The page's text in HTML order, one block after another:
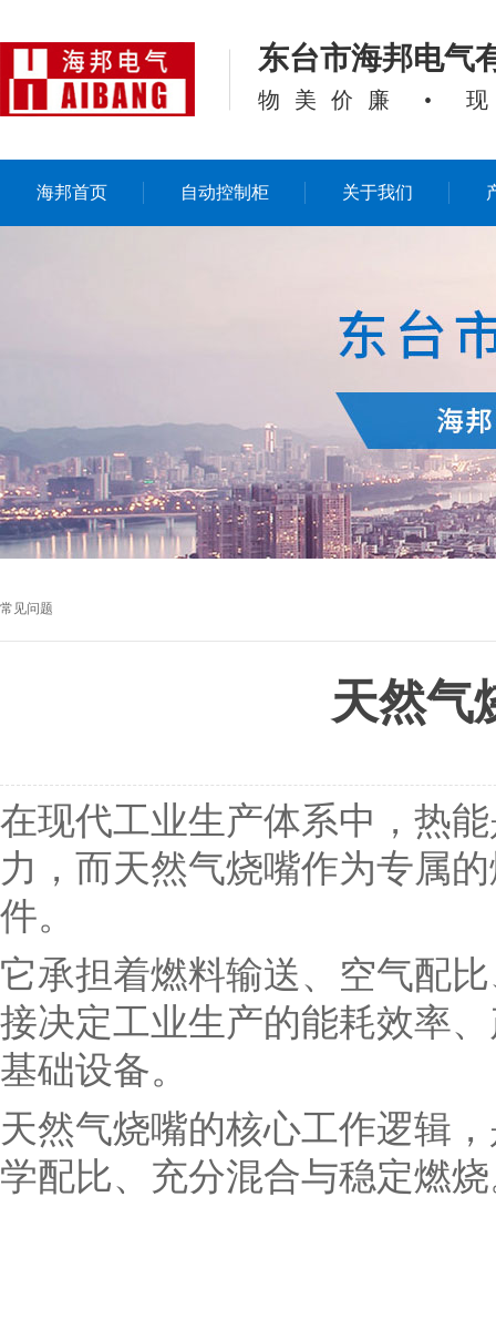
东台市海邦电气
物美价廉 •
海邦首页 自动控制柜 关于我们
常见问题
天然气
在现代工业生产体系中，热
力，而天然气烧嘴作为专属
件。
它承担着燃料输送、空气配
接决定工业生产的能耗效率
基础设备。
天然气烧嘴的核心工作逻辑
学配比、充分混合与稳定燃